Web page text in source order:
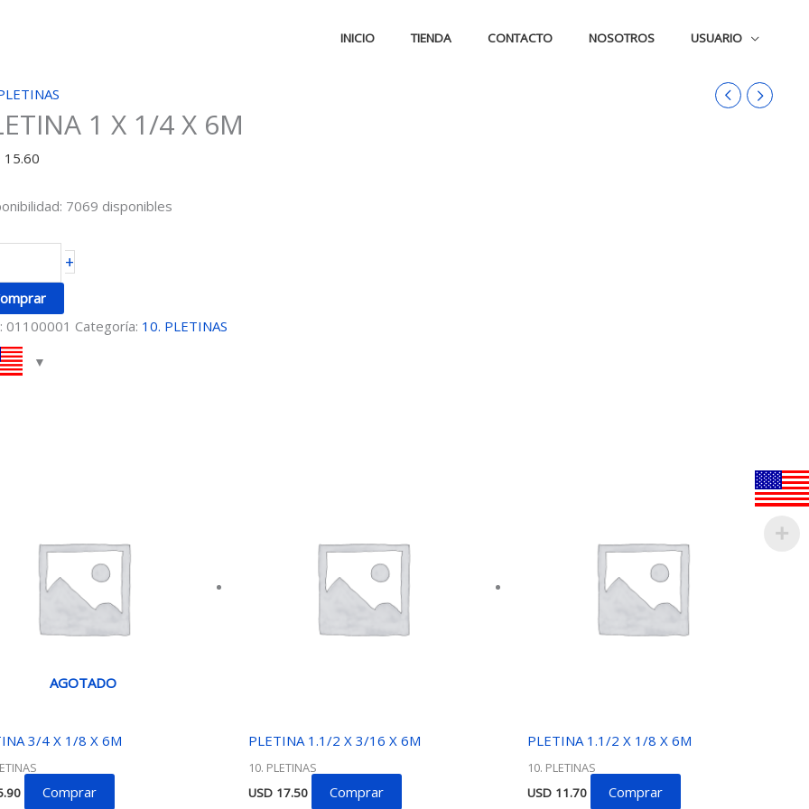
INICIO TIENDA CONTACTO NOSOTROS USUARIO
1 X 1/4 X 6M
15.60
7069 disponibles
+
01100001 Categoría: 10. PLETINAS
AGOTADO
3/4 X 1/8 X 6M
Comprar
PLETINA 1.1/2 X 3/16 X 6M
10. PLETINAS
USD17.50 Comprar
PLETINA 1.1/2 X 1/8 X 6M
10. PLETINAS
USD 11.70 Comprar